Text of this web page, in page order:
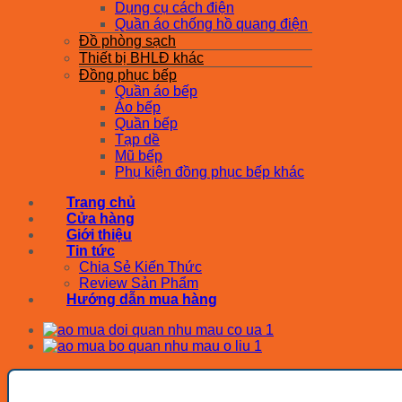
Dụng cụ cách điện
Quần áo chống hồ quang điện
Đồ phòng sạch
Thiết bị BHLĐ khác
Đồng phục bếp
Quần áo bếp
Áo bếp
Quần bếp
Tạp dề
Mũ bếp
Phụ kiện đồng phục bếp khác
Trang chủ
Cửa hàng
Giới thiệu
Tin tức
Chia Sẻ Kiến Thức
Review Sản Phẩm
Hướng dẫn mua hàng